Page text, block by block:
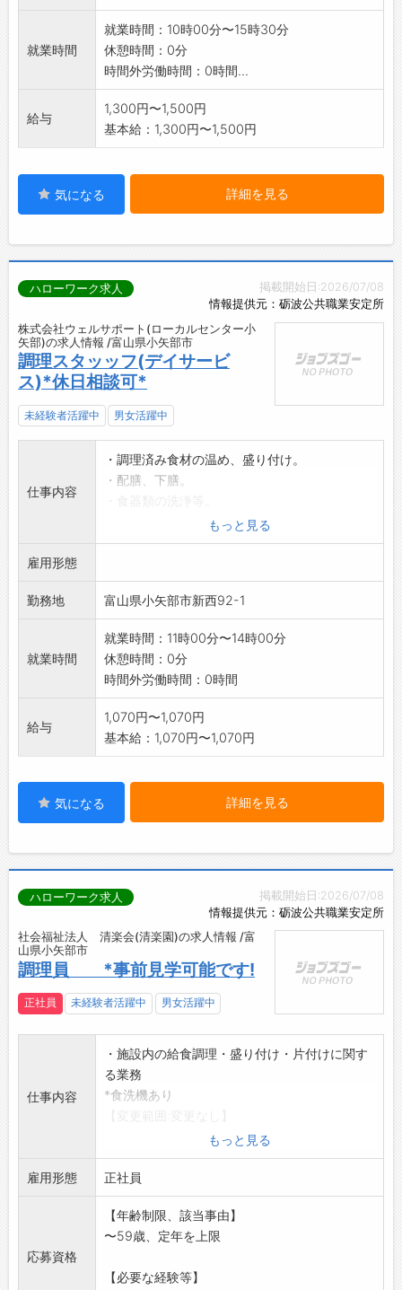
就業時間
就業時間：10時00分〜15時30分
休憩時間：0分
時間外労働時間：0時間...
給与
1,300円〜1,500円
基本給：1,300円〜1,500円
気になる 詳細を見る
掲載開始日:2026/07/08
情報提供元：砺波公共職業安定所
ハローワーク求人
株式会社ウェルサポート(ローカルセンター小
矢部)の求人情報 /富山県小矢部市
調理スタッッフ(デイサービ
ス)*休日相談可*
未経験者活躍中 男女活躍中
仕事内容
・調理済み食材の温め、盛り付け。
・配膳、下膳。
※利用定員10名の小規模でアットホームなデイ
サービスでの
【変更範囲:会社の定める業務】
もっと見る
雇用形態
勤務地 富山県小矢部市新西92-1
就業時間
就業時間：11時00分〜14時00分
休憩時間：0分
時間外労働時間：0時間
給与
1,070円〜1,070円
基本給：1,070円〜1,070円
気になる 詳細を見る
掲載開始日:2026/07/08
情報提供元：砺波公共職業安定所
ハローワーク求人
社会福祉法人 清楽会(清楽園)の求人情報 /富
山県小矢部市
調理員 *事前見学可能です!
正社員 未経験者活躍中 男女活躍中
仕事内容
・施設内の給食調理・盛り付け・片付けに関す
る業務
*食洗機あり
※面接を希望される方は、事前にハローワーク
の「紹介状」の交付
を受けてください
もっと見る
雇用形態 正社員
応募資格
【年齢制限、該当事由】
〜59歳、定年を上限
【必要な経験等】